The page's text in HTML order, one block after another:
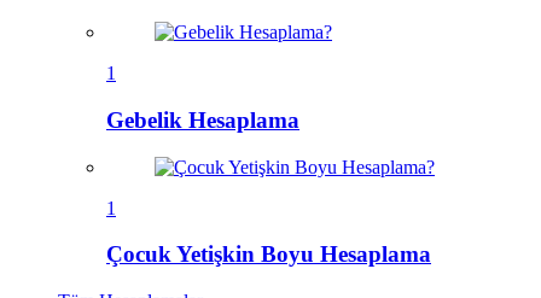
1
Gebelik Hesaplama
1
Çocuk Yetişkin Boyu Hesaplama